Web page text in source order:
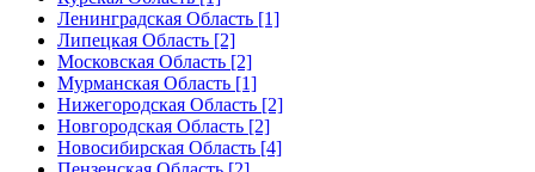
Ленинградская Область [1]
Липецкая Область [2]
Московская Область [2]
Мурманская Область [1]
Нижегородская Область [2]
Новгородская Область [2]
Новосибирская Область [4]